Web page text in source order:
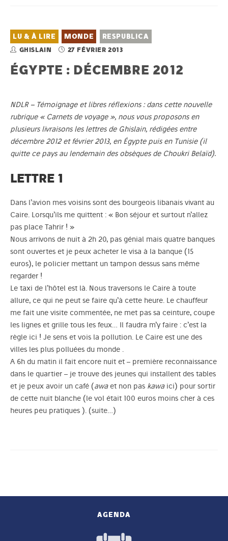
LU & À LIRE MONDE RESPUBLICA
GHISLAIN 27 FÉVRIER 2013
ÉGYPTE : DÉCEMBRE 2012
NDLR – Témoignage et libres réflexions : dans cette nouvelle
rubrique « Carnets de voyage », nous vous proposons en
plusieurs livraisons les lettres de Ghislain, rédigées entre
décembre 2012 et février 2013, en Égypte puis en Tunisie (il
quitte ce pays au lendemain des obsèques de Choukri Belaïd).
LETTRE 1
Dans l’avion mes voisins sont des bourgeois libanais vivant au
Caire. Lorsqu’ils me quittent : « Bon séjour et surtout n’allez
pas place Tahrir ! »
Nous arrivons de nuit à 2h 20, pas génial mais quatre banques
sont ouvertes et je peux acheter le visa à la banque (15
euros), le policier mettant un tampon dessus sans même
regarder !
Le taxi de l’hôtel est là. Nous traversons le Caire à toute
allure, ce qui ne peut se faire qu’à cette heure. Le chauffeur
me fait une visite commentée, ne met pas sa ceinture, coupe
les lignes et grille tous les feux… Il faudra m’y faire : c’est la
règle ici ! Je sens et vois la pollution. Le Caire est une des
villes les plus polluées du monde .
A 6h du matin il fait encore nuit et – première reconnaissance
dans le quartier – je trouve des jeunes qui installent des tables
et je peux avoir un café (awaet non pas kawaici) pour sortir
de cette nuit blanche (le vol était 100 euros moins cher à ces
heures peu pratiques ). (suite…)
AGENDA